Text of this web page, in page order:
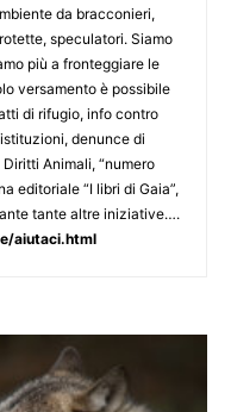
da bracconieri,
speculatori. Siamo
più a fronteggiare le
versamento è possibile
di rifugio, info contro
denunce di
Animali, “numero
editoriale “I libri di Gaia”,
tante altre iniziative….
aiutaci.html